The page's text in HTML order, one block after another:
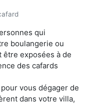
qui
boulangerie ou
exposées à de
des cafards
vous dégager de
dans votre villa,